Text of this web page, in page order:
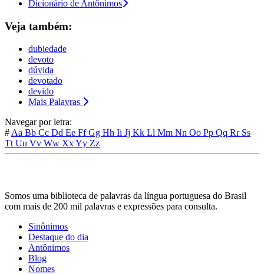
Dicionário de Antônimos
Veja também:
dubiedade
devoto
dúvida
devotado
devido
Mais Palavras
Navegar por letra:
#Aa Bb Cc Dd Ee FfGg Hh Ii Jj Kk Ll Mm Nn Oo Pp Qq Rr Ss
TtUu Vv Ww XxYy Zz
Somos uma biblioteca de palavras da língua portuguesa do Brasil
com mais de 200 mil palavras e expressões para consulta.
Sinônimos
Destaque do dia
Antônimos
Blog
Nomes